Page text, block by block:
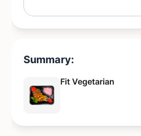
Summary:
Fit Vegetarian